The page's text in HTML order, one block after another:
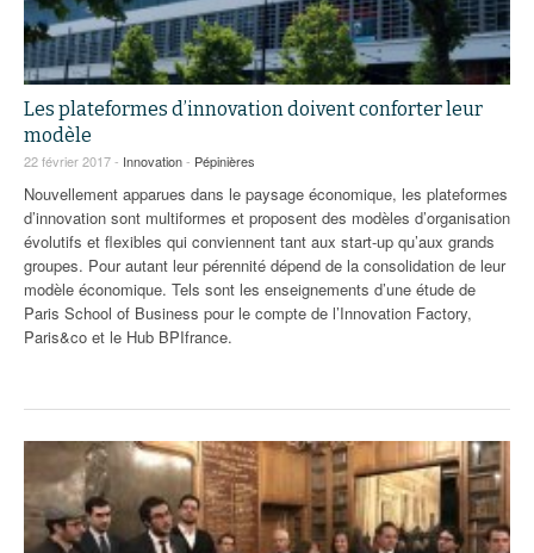
Les plateformes d’innovation doivent conforter leur
modèle
22 février 2017 - Innovation- Pépinières
Nouvellement apparues dans le paysage économique, les plateformes
d’innovation sont multiformes et proposent des modèles d’organisation
évolutifs et flexibles qui conviennent tant aux start-up qu’aux grands
groupes. Pour autant leur pérennité dépend de la consolidation de leur
modèle économique. Tels sont les enseignements d’une étude de
Paris School of Business pour le compte de l’Innovation Factory,
Paris&co et le Hub BPIfrance.